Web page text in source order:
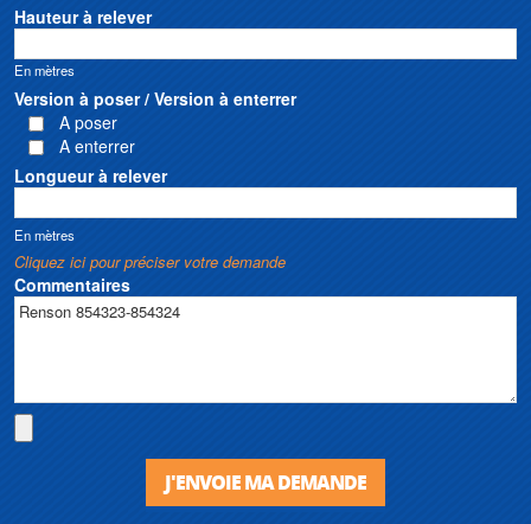
Hauteur à relever
En mètres
Version à poser / Version à enterrer
A poser
A enterrer
Longueur à relever
En mètres
Cliquez ici pour préciser votre demande
Commentaires
J'ENVOIE MA DEMANDE